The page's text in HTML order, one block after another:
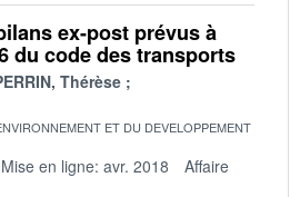
ex-post prévus à
du code des transports
Thérèse
ET DU DEVELOPPEMENT
Mise en ligne: avr. 2018
Affaire